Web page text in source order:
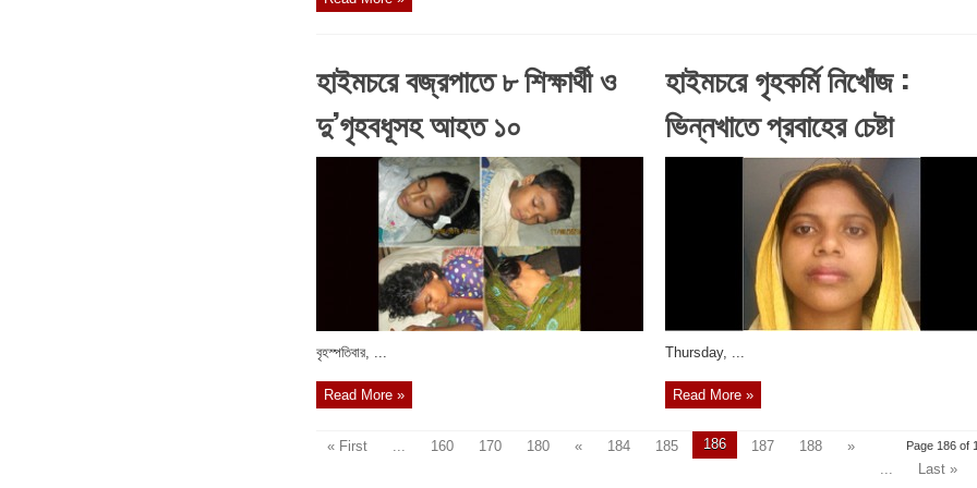
হাইমচরে বজ্রপাতে ৮ শিক্ষার্থী ও
দু’গৃহবধূসহ আহত ১০
বৃহস্পতিবার, ...
Read More »
হাইমচরে গৃহকর্মি নিখোঁজ :
ভিন্নখাতে প্রবাহের চেষ্টা
‎Thursday, ...
Read More »
Page 186 of
« First ... 160 170 180 « 184 185 186 187 188
»
...
Last »